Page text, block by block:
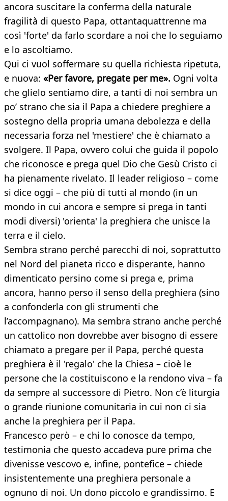
ancora suscitare la conferma della naturale
fragilità di questo Papa, ottantaquattrenne ma
così 'forte' da farlo scordare a noi che lo seguiamo
e lo ascoltiamo.
Qui ci vuol soffermare su quella richiesta ripetuta,
e nuova: «Per favore, pregate per me». Ogni volta
che glielo sentiamo dire, a tanti di noi sembra un
po’ strano che sia il Papa a chiedere preghiere a
sostegno della propria umana debolezza e della
necessaria forza nel 'mestiere' che è chiamato a
svolgere. Il Papa, ovvero colui che guida il popolo
che riconosce e prega quel Dio che Gesù Cristo ci
ha pienamente rivelato. Il leader religioso – come
si dice oggi – che più di tutti al mondo (in un
mondo in cui ancora e sempre si prega in tanti
modi diversi) 'orienta' la preghiera che unisce la
terra e il cielo.
Sembra strano perché parecchi di noi, soprattutto
nel Nord del pianeta ricco e disperante, hanno
dimenticato persino come si prega e, prima
ancora, hanno perso il senso della preghiera (sino
a confonderla con gli strumenti che
l’accompagnano). Ma sembra strano anche perché
un cattolico non dovrebbe aver bisogno di essere
chiamato a pregare per il Papa, perché questa
preghiera è il 'regalo' che la Chiesa – cioè le
persone che la costituiscono e la rendono viva – fa
da sempre al successore di Pietro. Non c’è liturgia
o grande riunione comunitaria in cui non ci sia
anche la preghiera per il Papa.
Francesco però – e chi lo conosce da tempo,
testimonia che questo accadeva pure prima che
divenisse vescovo e, infine, pontefice – chiede
insistentemente una preghiera personale a
ognuno di noi. Un dono piccolo e grandissimo. E